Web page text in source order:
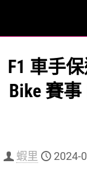
F1 車手
Bike 賽
蝦里 2024-